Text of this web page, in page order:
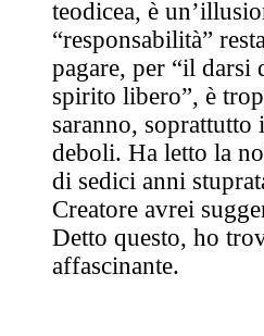
teodicea, è
“responsabilità”
pagare, per “il darsi
spirito libero”, è
saranno,
deboli. Ha letto la
di sedici anni
Creatore avrei
Detto questo, ho
affascinante.